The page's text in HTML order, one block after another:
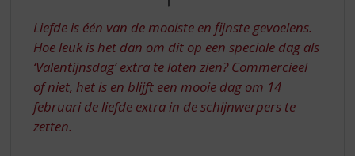
DE
LIEFDE
Liefde is één van de mooiste en fijnste gevoelens.
Hoe leuk is het dan om dit op een speciale dag als
‘Valentijnsdag’ extra te laten zien? Commercieel
of niet, het is en blijft een mooie dag om 14
februari de liefde extra in de schijnwerpers te
zetten.